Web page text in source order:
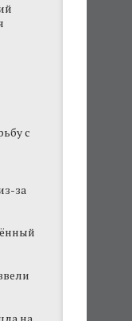
от
на
с
за